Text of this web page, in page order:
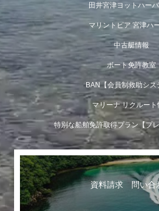
田井宮津ヨットハー
マリントピア 宮津ハ
中古艇情報
ボート免許教室
BAN【会員制救助シス
マリーナ リクルート
特別な船舶免許取得プラン【プ
資料請求 問い合